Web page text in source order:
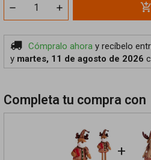
add_shopping_cart
Cómpralo ahoray recíbelo
y martes, 11 de agosto de 2026
Completa tu compra con
+